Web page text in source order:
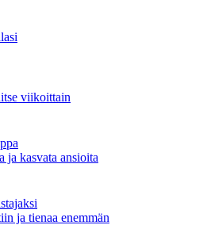
viikoittain
ja kasvata ansioita
ja tienaa enemmän